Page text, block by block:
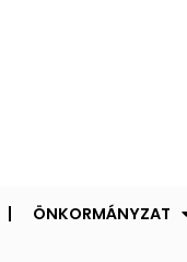
ÖNKORMÁNYZAT